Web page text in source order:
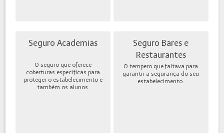
Seguro Academias
O seguro que oferece
coberturas específicas para
proteger o estabelecimento e
também os alunos.
Seguro Bares e
Restaurantes
O tempero que faltava para
garantir a segurança do seu
estabelecimento.